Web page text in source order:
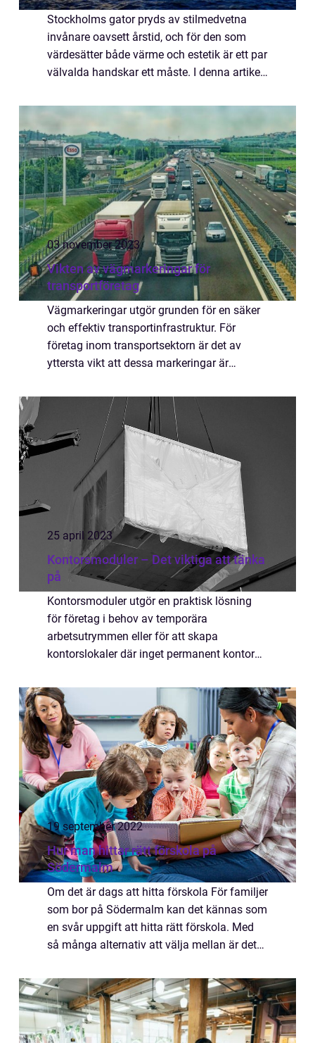
Stockholms gator pryds av stilmedvetna
invånare oavsett årstid, och för den som
värdesätter både värme och estetik är ett par
välvalda handskar ett måste. I denna artikel
03 november 2023
Vikten av vägmarkeringar för
transportföretag
Vägmarkeringar utgör grunden för en säker
och effektiv transportinfrastruktur. För
företag inom transportsektorn är det av
yttersta vikt att dessa markeringar är
25 april 2023
Kontorsmoduler – Det viktiga att tänka
på
Kontorsmoduler utgör en praktisk lösning
för företag i behov av temporära
arbetsutrymmen eller för att skapa
kontorslokaler där inget permanent kontor
köpa kontors...
19 september 2022
Hur man hittar rätt förskola på
Södermalm
Om det är dags att hitta förskola För familjer
som bor på Södermalm kan det kännas som
en svår uppgift att hitta rätt förskola. Med
så många alternativ att välja mellan är det
enskild förskola noggrant innan...